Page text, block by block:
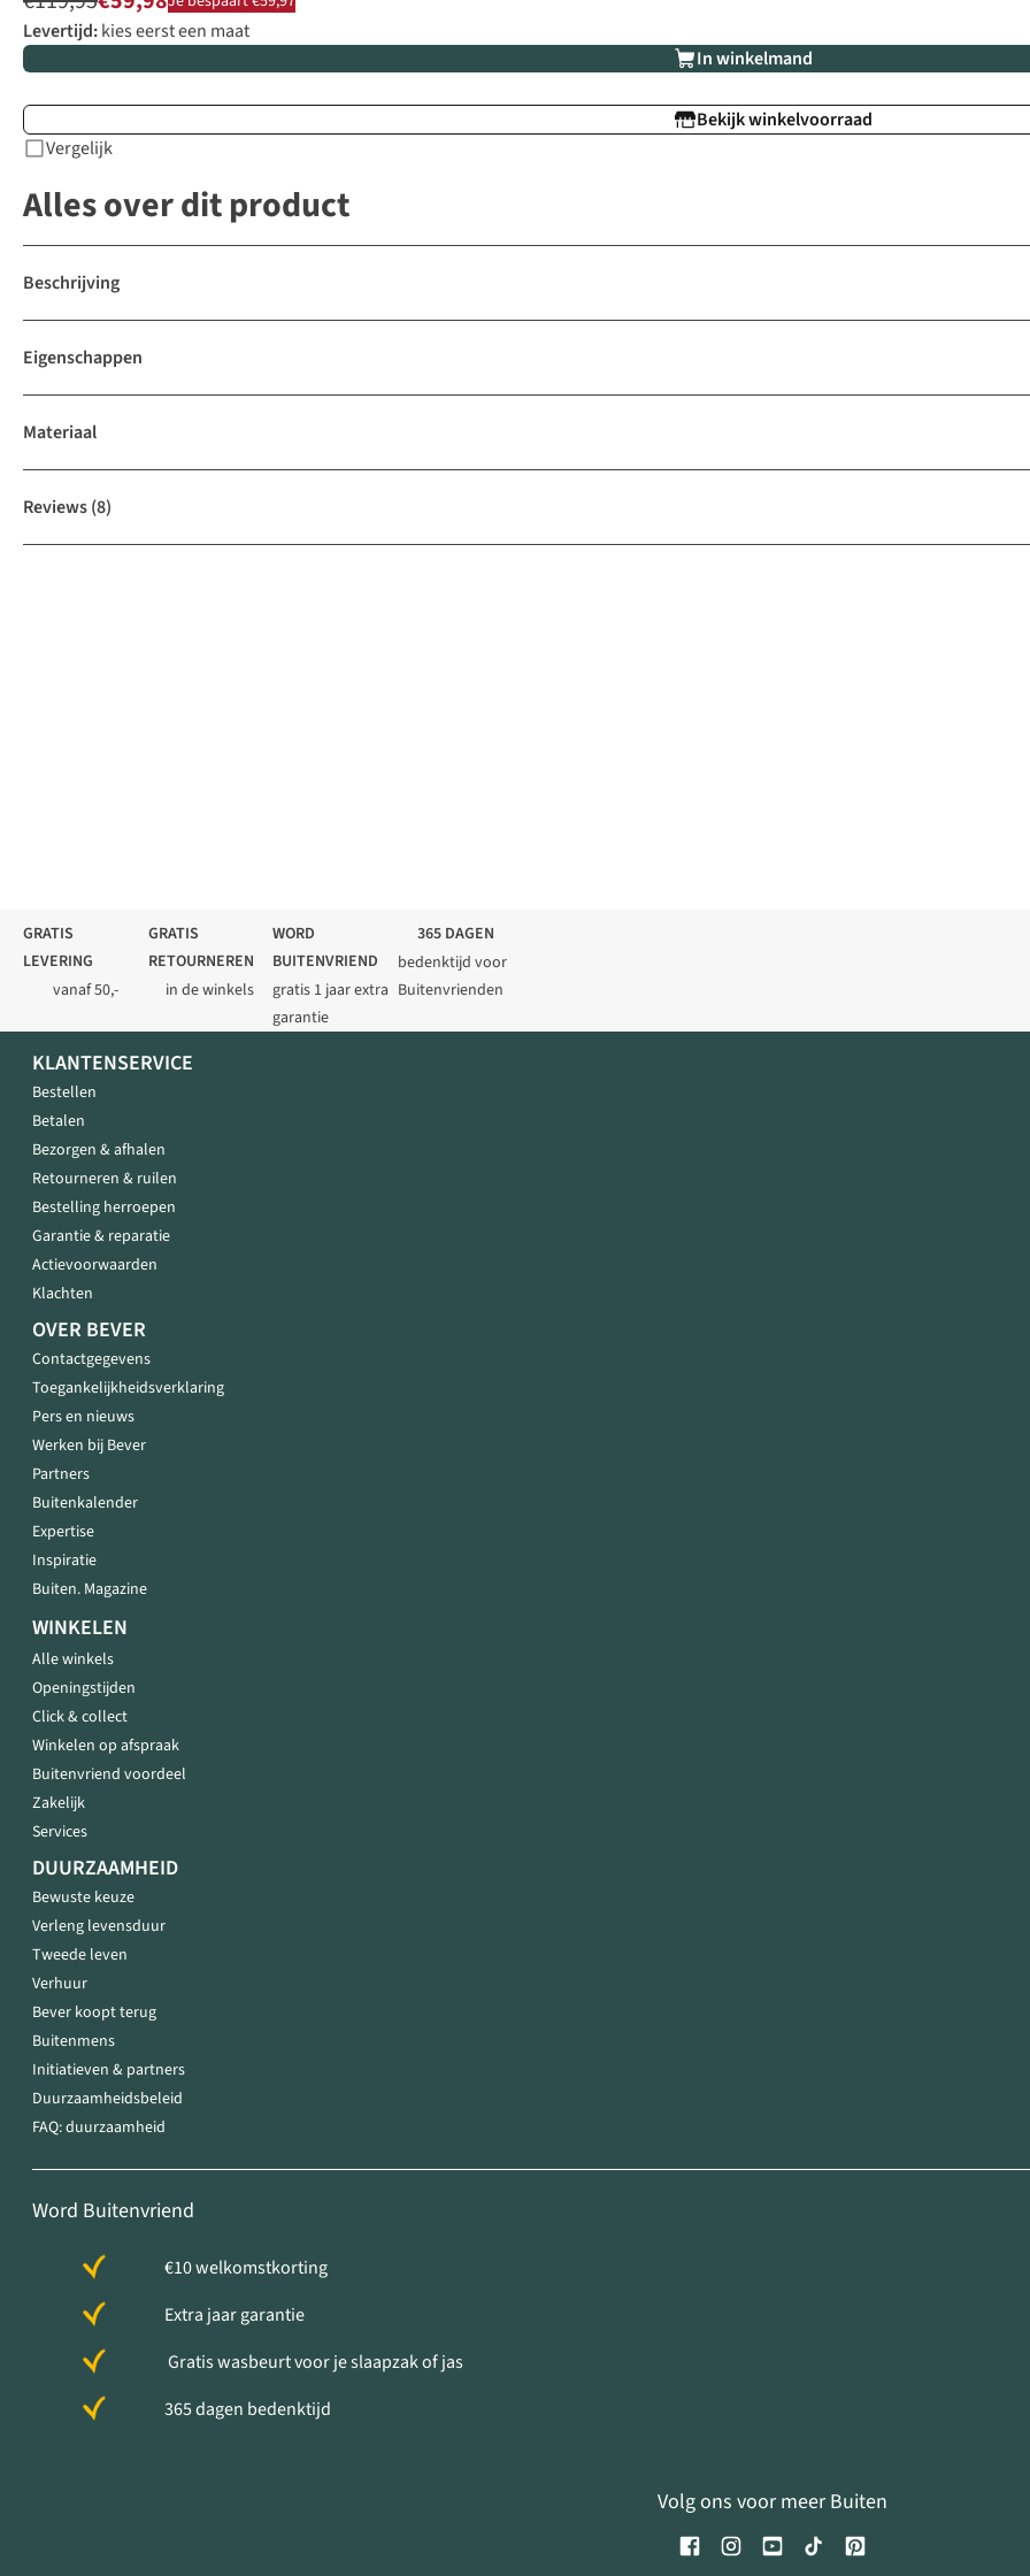
Levertijd:kies eerst een maat
In winkelmand
Bekijk winkelvoorraad
Vergelijk
Alles over dit product
Beschrijving
Eigenschappen
Materiaal
Reviews(8)
GRATIS
LEVERING
vanaf 50,-
GRATIS
RETOURNEREN
in de winkels
WORD
BUITENVRIEND
gratis 1 jaar extra
garantie
365 DAGEN
bedenktijd voor
Buitenvrienden
KLANTENSERVICE
Bestellen
Betalen
Bezorgen & afhalen
Retourneren & ruilen
Bestelling herroepen
Garantie & reparatie
Actievoorwaarden
Klachten
OVER BEVER
Contactgegevens
Toegankelijkheidsverklaring
Pers en nieuws
Werken bij Bever
Partners
Buitenkalender
Expertise
Inspiratie
Buiten. Magazine
WINKELEN
Alle winkels
Openingstijden
Click & collect
Winkelen op afspraak
Buitenvriend voordeel
Zakelijk
Services
DUURZAAMHEID
Bewuste keuze
Verleng levensduur
Tweede leven
Verhuur
Bever koopt terug
Buitenmens
Initiatieven & partners
Duurzaamheidsbeleid
FAQ: duurzaamheid
Word Buitenvriend
€10 welkomstkorting
Extra jaar garantie
Gratis wasbeurt voor je slaapzak of jas
365 dagen bedenktijd
Volg ons voor meer Buiten